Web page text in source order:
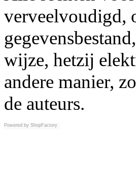
verveelvoudigd,
wijze, hetzij
andere manier,
de auteurs.
Powered by ShopFactory